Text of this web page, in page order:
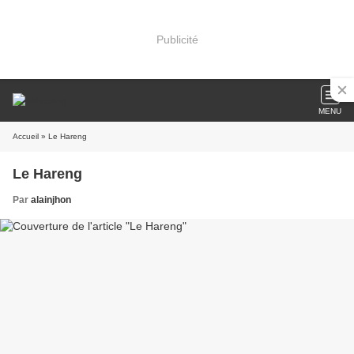
Publicité
MENU
Accueil » Le Hareng
Le Hareng
Par alainjhon